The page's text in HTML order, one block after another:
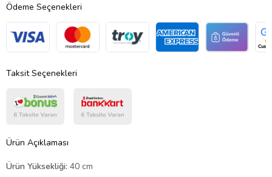
Ödeme Seçenekleri
Taksit Seçenekleri
Ürün Açıklaması
Ürün Yüksekliği: 40 cm